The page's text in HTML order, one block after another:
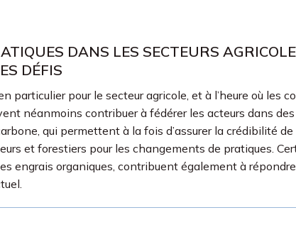
DANS LES SECTEURS
DÉFIS
particulier pour le secteur agricole, et à l’heure où les
néanmoins contribuer à fédérer les acteurs dans
qui permettent à la fois d’assurer la crédibilité
et forestiers pour les changements de pratiques.
engrais organiques, contribuent également à